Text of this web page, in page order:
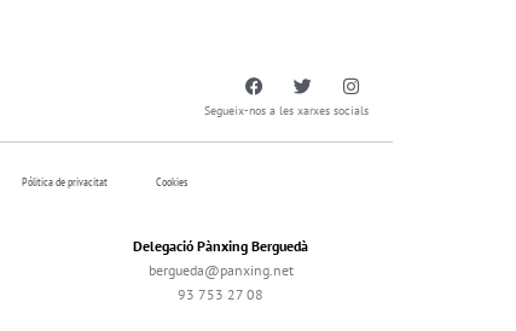
Segueix-nos a les xarxes socials
Pólitica de privacitat Cookies
Delegació Pànxing Berguedà
bergueda@panxing.net
93 753 27 08